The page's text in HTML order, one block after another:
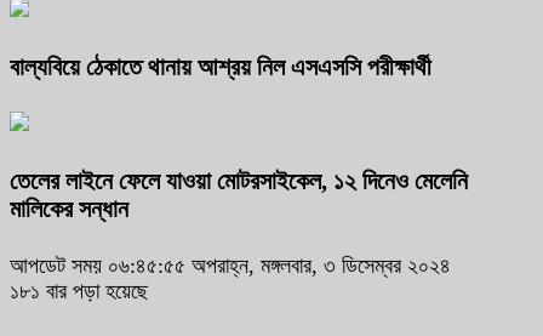
বাল্যবিয়ে ঠেকাতে থানায় আশ্রয় নিল এসএসসি পরীক্ষার্থী
তেলের লাইনে ফেলে যাওয়া মোটরসাইকেল, ১২ দিনেও মেলেনি
মালিকের সন্ধান
আপডেট সময় ০৬:৪৫:৫৫ অপরাহ্ন, মঙ্গলবার, ৩ ডিসেম্বর ২০২৪
১৮১ বার পড়া হয়েছে